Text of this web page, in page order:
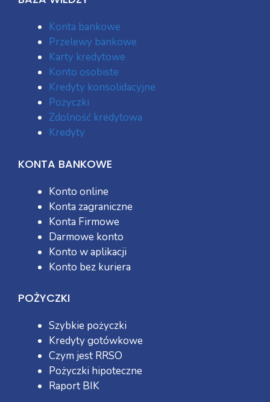
Konta bankowe
Przelewy bankowe
Karty kredytowe
Konto osobiste
Kredyty konsolidacyjne
Pożyczki
Zdolność kredytowa
Kredyty
KONTA BANKOWE
Konto online
Konta zagraniczne
Konta Firmowe
Darmowe konto
Konto w aplikacji
Konto bez kuriera
POŻYCZKI
Szybkie pożyczki
Kredyty gotówkowe
Czym jest RRSO
Pożyczki hipoteczne
Raport BIK